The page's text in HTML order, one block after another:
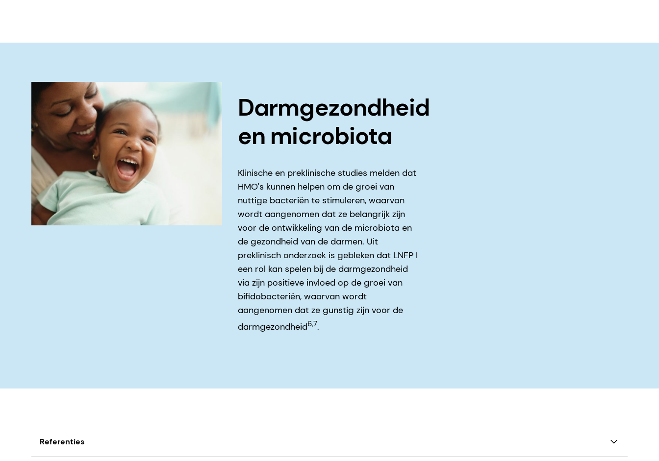
Darmgezondheid
en microbiota
Klinische en preklinische studies melden dat
HMO's kunnen helpen om de groei van
nuttige bacteriën te stimuleren, waarvan
wordt aangenomen dat ze belangrijk zijn
voor de ontwikkeling van de microbiota en
de gezondheid van de darmen. Uit
preklinisch onderzoek is gebleken dat LNFP I
een rol kan spelen bij de darmgezondheid
via zijn positieve invloed op de groei van
bifidobacteriën, waarvan wordt
aangenomen dat ze gunstig zijn voor de
darmgezondheid6,7.
Referenties